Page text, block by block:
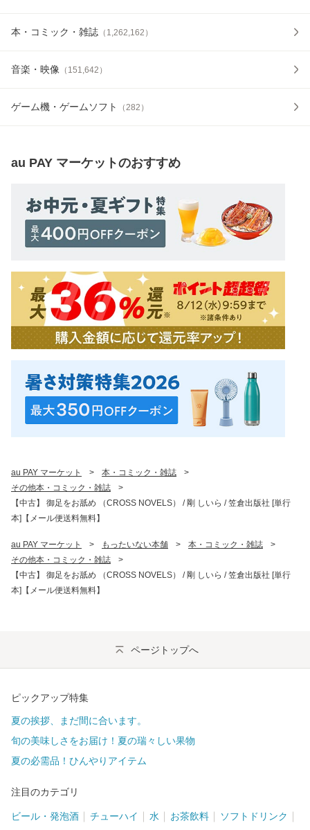
本・コミック・雑誌 （ 1,262,162 ）
音楽・映像 （ 151,642 ）
ゲーム機・ゲームソフト （282 ）
au PAY マーケットのおすすめ
au PAY マーケット > 本・コミック・雑誌
>
その他本・コミック・雑誌
>
【中古】 御足をお舐め （CROSS NOVELS） / 剛 しいら / 笠倉出版社 [単行
本]【メール便送料無料】
au PAY マーケット > もったいない本舗 > 本・コミック・雑誌
>
その他本・コミック・雑誌
>
【中古】 御足をお舐め （CROSS NOVELS） / 剛 しいら / 笠倉出版社 [単行
本]【メール便送料無料】
ページトップへ
ピックアップ特集
夏の挨拶、まだ間に合います。
旬の美味しさをお届け！夏の瑞々しい果物
夏の必需品！ひんやりアイテム
注目のカテゴリ
ビール・発泡酒 チューハイ 水 お茶飲料 ソフトドリンク